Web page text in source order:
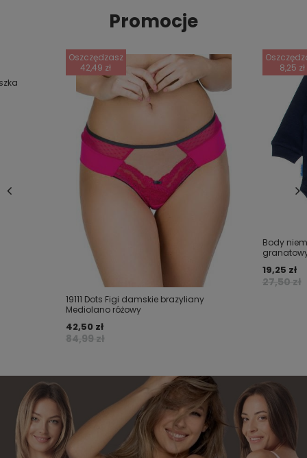
Promocje
Oszczędzasz
42,49 zł
19111 Dots Figi damskie brazyliany
Mediolano różowy
84,99 zł
42,50 zł
8,25 zł
Body
27,50 zł
19,25 zł